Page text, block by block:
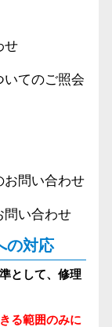
せ
いてのご照会
お問い合わせ
問い合わせ
の対応
として、修理
る範囲のみに